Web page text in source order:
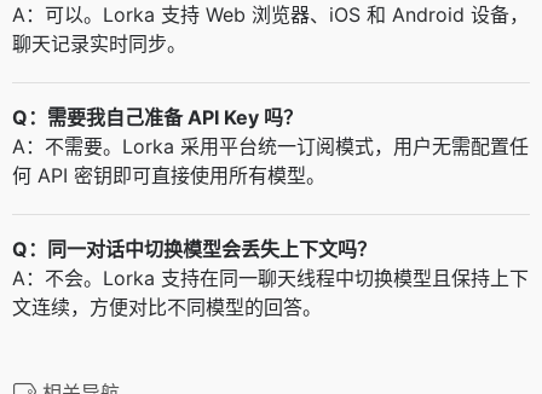
A：可以。Lorka 支持 Web 浏览器、iOS 和 Android 设备，
聊天记录实时同步。
Q：需要我自己准备 API Key 吗？
A：不需要。Lorka 采用平台统一订阅模式，用户无需配置任
何 API 密钥即可直接使用所有模型。
Q：同一对话中切换模型会丢失上下文吗？
A：不会。Lorka 支持在同一聊天线程中切换模型且保持上下
文连续，方便对比不同模型的回答。